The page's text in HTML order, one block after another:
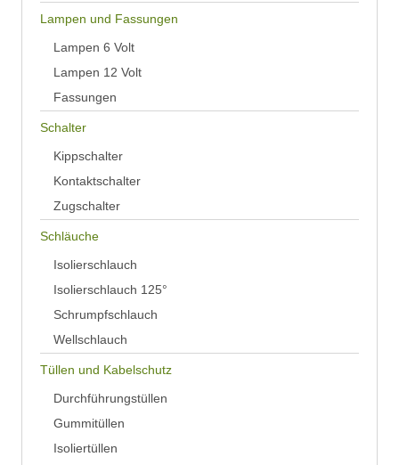
Lampen und Fassungen
Lampen 6 Volt
Lampen 12 Volt
Fassungen
Schalter
Kippschalter
Kontaktschalter
Zugschalter
Schläuche
Isolierschlauch
Isolierschlauch 125°
Schrumpfschlauch
Wellschlauch
Tüllen und Kabelschutz
Durchführungstüllen
Gummitüllen
Isoliertüllen